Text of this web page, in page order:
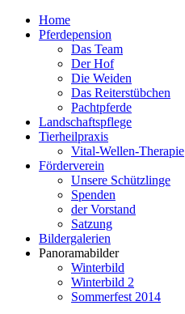
Home
Pferdepension
Das Team
Der Hof
Die Weiden
Das Reiterstübchen
Pachtpferde
Landschaftspflege
Tierheilpraxis
Vital-Wellen-Therapie
Förderverein
Unsere Schützlinge
Spenden
der Vorstand
Satzung
Bildergalerien
Panoramabilder
Winterbild
Winterbild 2
Sommerfest 2014